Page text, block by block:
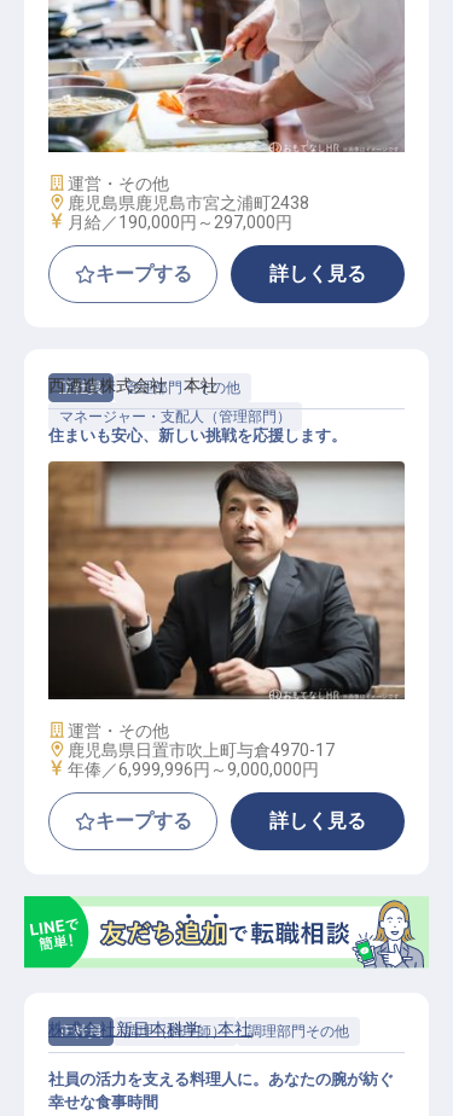
調理師
施設業態
運営・その他
勤務地
鹿児島県鹿児島市宮之浦町2438
給与
月給／190,000円～ 297,000円
キープする 詳しく見る
正社員
管理部門・その他
マネージャー・支配人（管理部門）
海外事業企画・推進
西酒造株式会社 本社
住まいも安心、新しい挑戦を応援します。
施設業態
運営・その他
勤務地
鹿児島県日置市吹上町与倉4970-17
給与
年俸／6,999,996円～9,000,000円
キープする 詳しく見る
正社員 調理（調理師） 調理部門その他
株式会社新日本科学 本社
社員の活力を支える料理人に。あなたの腕が紡ぐ
幸せな食事時間